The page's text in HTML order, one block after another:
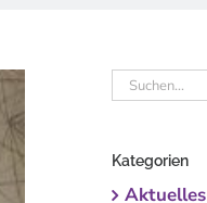
Suche
Kategorien
Aktuelles